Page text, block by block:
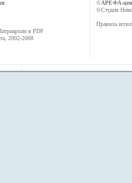
в PDF
2002-2008
©АРЕФА-
©Студия
Правила